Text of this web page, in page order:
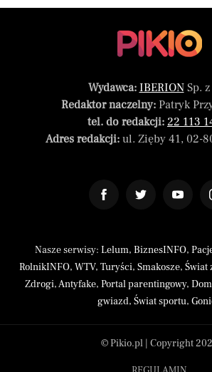
Wydawca: IBERIONSp. z
Redaktor naczelny:Patryk
tel. do redakcji: 22 113
Adres redakcji:ul. Zięby 41, 02-
Nasze serwisy: Lelum, BiznesINFO,
RolnikINFO, WTV, Turyści, Smakosze, Świat
Zdrogi,Antyfake, Portal parentingowy,
gwiazd, Świat sportu,
© Pikio.pl | Copyright